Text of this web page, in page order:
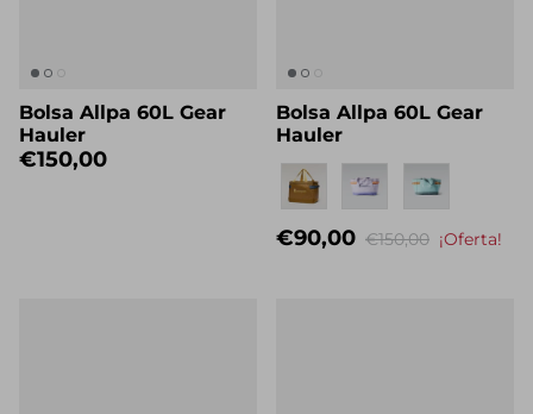
Bolsa Allpa 60L Gear
Hauler
€150,00
Bolsa Allpa 60L Gear
Hauler
Eigenname
€90,00 €150,00 ¡Oferta!